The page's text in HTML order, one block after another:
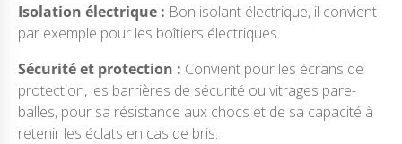
Isolation électrique : Bon isolant électrique, il convient
par exemple pour les boîtiers électriques.
Sécurité et protection : Convient pour les écrans de
protection, les barrières de sécurité ou vitrages pare-
balles, pour sa résistance aux chocs et de sa capacité à
retenir les éclats en cas de bris.